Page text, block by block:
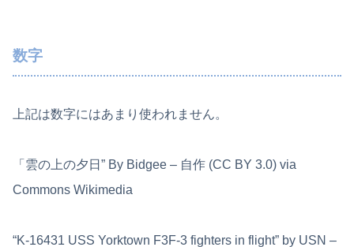
数字
上記は数字にはあまり使われません。
「雲の上の夕日” By Bidgee – 自作 (CC BY 3.0) via
Commons Wikimedia
“K-16431 USS Yorktown F3F-3 fighters in flight” by USN –